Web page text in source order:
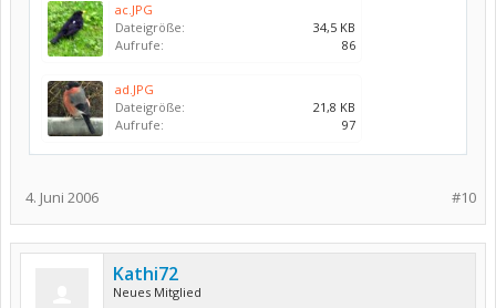
ac.JPG
Dateigröße:
34,5 KB
Aufrufe:
86
ad.JPG
Dateigröße:
21,8 KB
Aufrufe:
97
#10
4. Juni 2006
Kathi72
Neues Mitglied